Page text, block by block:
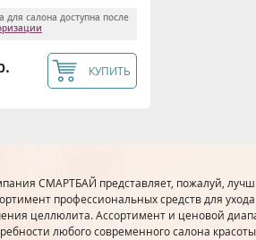
для салона доступна после
КУПИТЬ
СМАРТБАЙ представляет, пожалуй,
профессиональных средств для
целлюлита. Ассортимент и ценовой
любого современного салона